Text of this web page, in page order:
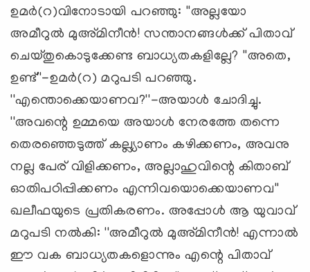
ഉമര്‍(റ)വിനോടായി പറഞ്ഞു: ''അല്ലയോ
അമീറുല്‍ മുഅ്മിനീന്‍! സന്താനങ്ങള്‍ക്ക് പിതാവ്
ചെയ്തുകൊടുക്കേണ്ട ബാധ്യതകളില്ലേ? ''അതെ,
ഉണ്ട്''-ഉമര്‍(റ) മറുപടി പറഞ്ഞു.
''എന്തൊക്കെയാണവ?''-അയാള്‍ ചോദിച്ചു.
''അവന്റെ ഉമ്മയെ അയാള്‍ നേരത്തേ തന്നെ
തെരഞ്ഞെടുത്ത് കല്ല്യാണം കഴിക്കണം, അവനു
നല്ല പേര് വിളിക്കണം, അല്ലാഹുവിന്റെ കിതാബ്
ഓതിപഠിപ്പിക്കണം എന്നിവയൊക്കെയാണവ''
ഖലീഫയുടെ പ്രതികരണം. അപ്പോള്‍ ആ യുവാവ്
മറുപടി നല്‍കി: ''അമീറുല്‍ മുഅ്മിനീന്‍! എന്നാല്‍
ഈ വക ബാധ്യതകളൊന്നും എന്റെ പിതാവ്